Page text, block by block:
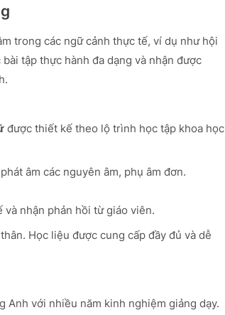
trong các ngữ cảnh thực tế, ví dụ như hội
tập thực hành đa dạng và nhận được
được thiết kế theo lộ trình học tập khoa học
âm các nguyên âm, phụ âm đơn.
nhận phản hồi từ giáo viên.
Học liệu được cung cấp đầy đủ và dễ
Anh với nhiều năm kinh nghiệm giảng dạy.